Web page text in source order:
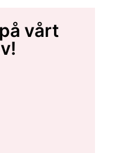
vårt